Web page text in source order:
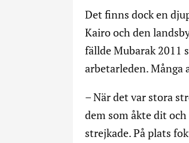
Det finns dock en
Kairo och den
fällde Mubarak 2011
arbetarleden. Många
– När det var stora
dem som åkte dit
strejkade. På plats